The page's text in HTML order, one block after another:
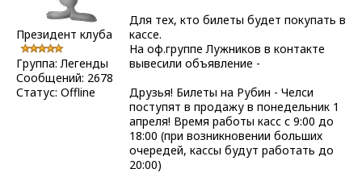
Президент клуба
Группа: Легенды
Сообщений: 2678
Статус: Offline
Для тех, кто билеты будет покупать в
кассе.
На оф.группе Лужников в контакте
вывесили объявление -
Друзья! Билеты на Рубин - Челси
поступят в продажу в понедельник 1
апреля! Время работы касс с 9:00 до
18:00 (при возникновении больших
очередей, кассы будут работать до
20:00)